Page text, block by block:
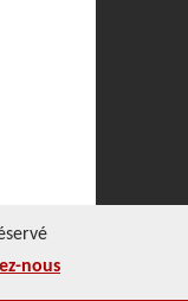
nous